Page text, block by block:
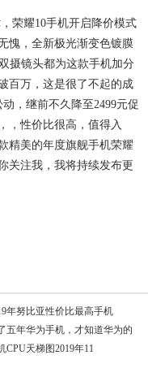
愧，全新极光渐变色镀膜
摄镜头都为这款手机加分
百万，这是很了不起的成
，继前不久降至2499元促
，性价比很高，值得入
精美的年度旗舰手机荣耀
关注我，我将持续发布更
年努比亚性价比最高手机
五年华为手机，才知道华为的
CPU天梯图2019年11